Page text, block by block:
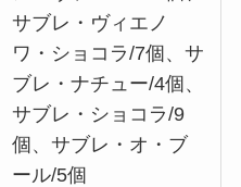
サブレ・ヴィエノ
ワ・ショコラ/7個、サ
ブレ・ナチュー/4個、
サブレ・ショコラ/9
個、サブレ・オ・ブ
ール/5個